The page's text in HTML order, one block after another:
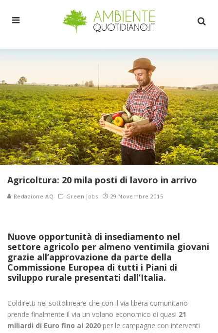
Agricoltura: 20 mila posti di lavoro in arrivo
Redazione AQ Green Jobs 29 Novembre 2015
Nuove opportunità di insediamento nel
settore agricolo per almeno ventimila giovani
grazie all’approvazione da parte della
Commissione Europea di tutti i Piani di
sviluppo rurale presentati dall’Italia.
Coldiretti nel sottolineare che con il via libera comunitario
prende finalmente il via un volano economico di quasi 21
miliardi di Euro fino al 2020 per le campagne con interventi